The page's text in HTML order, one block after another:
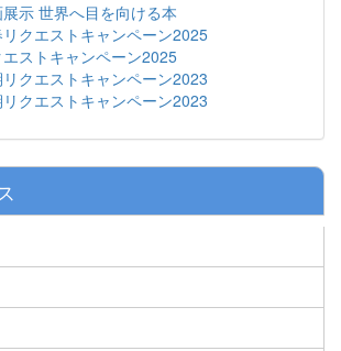
示 世界へ目を向ける本
クエストキャンペーン2025
ストキャンペーン2025
クエストキャンペーン2023
クエストキャンペーン2023